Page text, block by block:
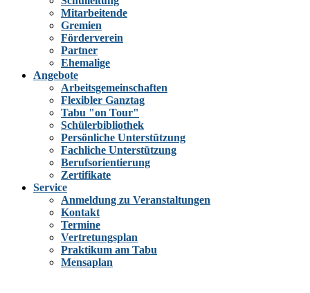
Mitarbeitende
Gremien
Förderverein
Partner
Ehemalige
Angebote
Arbeitsgemeinschaften
Flexibler Ganztag
Tabu "on Tour"
Schülerbibliothek
Persönliche Unterstützung
Fachliche Unterstützung
Berufsorientierung
Zertifikate
Service
Anmeldung zu Veranstaltungen
Kontakt
Termine
Vertretungsplan
Praktikum am Tabu
Mensaplan